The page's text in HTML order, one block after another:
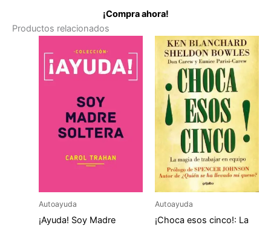
¡Compra ahora!
Productos relacionados
Autoayuda
¡Ayuda! Soy Madre
Autoayuda
¡Choca esos cinco!: La